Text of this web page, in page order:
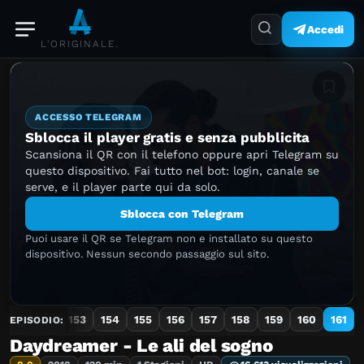
L'ORIGINALE.
Accedi
ACCESSO TELEGRAM
Sblocca il player gratis e senza pubblicita
Scansiona il QR con il telefono oppure apri Telegram su
questo dispositivo. Fai tutto nel bot: login, canale se
serve, e il player parte qui da solo.
Sblocca con Telegram
Puoi usare il QR se Telegram non e installato su questo
dispositivo. Nessun secondo passaggio sul sito.
EPISODIO:
151 152 153 154 155 156 157 158 159 160 161
Daydreamer - Le ali del sogno